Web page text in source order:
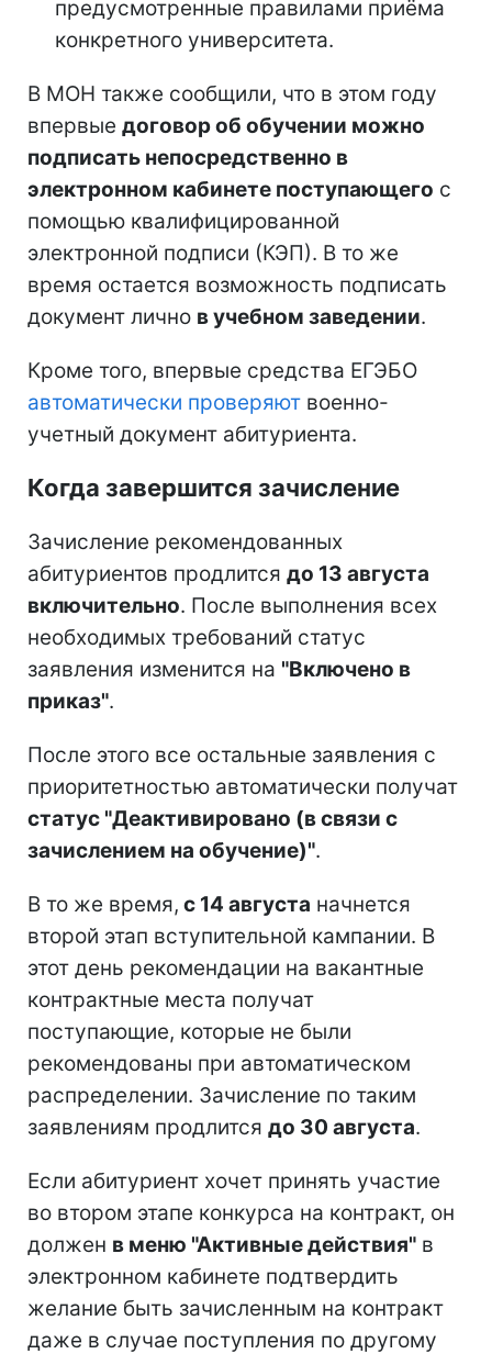
предусмотренные правилами приёма
конкретного университета.
В МОН также сообщили, что в этом году
впервые договор об обучении можно
подписать непосредственно в
электронном кабинете поступающего с
помощью квалифицированной
электронной подписи (КЭП). В то же
время остается возможность подписать
документ лично в учебном заведении.
Кроме того, впервые средства ЕГЭБО
автоматически проверяют военно-
учетный документ абитуриента.
Когда завершится зачисление
Зачисление рекомендованных
абитуриентов продлится до 13 августа
включительно. После выполнения всех
необходимых требований статус
заявления изменится на "Включено в
приказ".
После этого все остальные заявления с
приоритетностью автоматически получат
статус "Деактивировано (в связи с
зачислением на обучение)".
В то же время, с 14 августа начнется
второй этап вступительной кампании. В
этот день рекомендации на вакантные
контрактные места получат
поступающие, которые не были
рекомендованы при автоматическом
распределении. Зачисление по таким
заявлениям продлится до 30 августа.
Если абитуриент хочет принять участие
во втором этапе конкурса на контракт, он
должен в меню "Активные действия" в
электронном кабинете подтвердить
желание быть зачисленным на контракт
даже в случае поступления по другому